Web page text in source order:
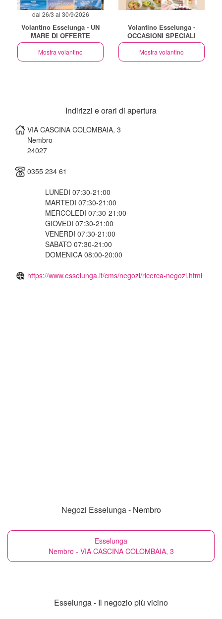
dal 26/3 al 30/9/2026
Volantino Esselunga - UN
MARE DI OFFERTE
Mostra volantino
Volantino Esselunga -
OCCASIONI SPECIALI
Mostra volantino
Indirizzi e orari di apertura
VIA CASCINA COLOMBAIA, 3
Nembro
24027
0355 234 61
LUNEDI 07:30-21:00
MARTEDI 07:30-21:00
MERCOLEDI 07:30-21:00
GIOVEDI 07:30-21:00
VENERDI 07:30-21:00
SABATO 07:30-21:00
DOMENICA 08:00-20:00
https://www.esselunga.it/cms/negozi/ricerca-negozi.html
Negozi Esselunga - Nembro
Esselunga
Nembro - VIA CASCINA COLOMBAIA, 3
Esselunga - Il negozio più vicino